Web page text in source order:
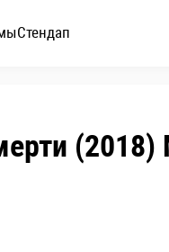
Стендап
(2018)